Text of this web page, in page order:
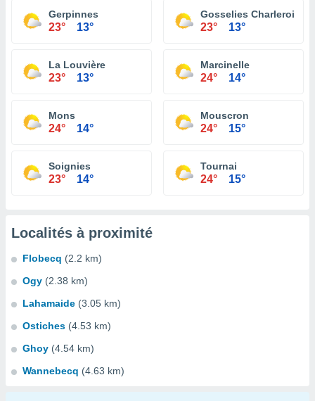
Gerpinnes
23° 13°
Gosselies Charleroi
23° 13°
La Louvière
23° 13°
Marcinelle
24° 14°
Mons
24° 14°
Mouscron
24° 15°
Soignies
23° 14°
Tournai
24° 15°
Localités à proximité
Flobecq (2.2 km)
Ogy (2.38 km)
Lahamaide (3.05 km)
Ostiches (4.53 km)
Ghoy (4.54 km)
Wannebecq (4.63 km)